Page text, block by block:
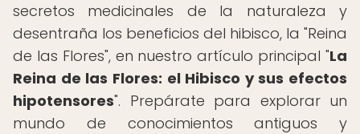
secretos medicinales de la naturaleza y
desentraña los beneficios del hibisco, la "Reina
de las Flores", en nuestro artículo principal "La
Reina de las Flores: el Hibisco y sus efectos
hipotensores". Prepárate para explorar un
mundo de conocimientos antiguos y